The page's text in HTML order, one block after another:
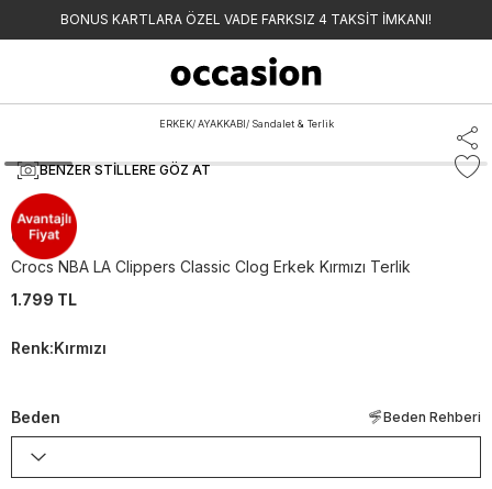
BONUS KARTLARA ÖZEL VADE FARKSIZ 4 TAKSİT İMKANI!
ERKEK/ AYAKKABI/ Sandalet & Terlik
BENZER STILLERE GÖZ AT
Crocs
Crocs NBA LA Clippers Classic Clog Erkek Kırmızı Terlik
1.799 TL
Renk:Kırmızı
Beden Beden Rehberi